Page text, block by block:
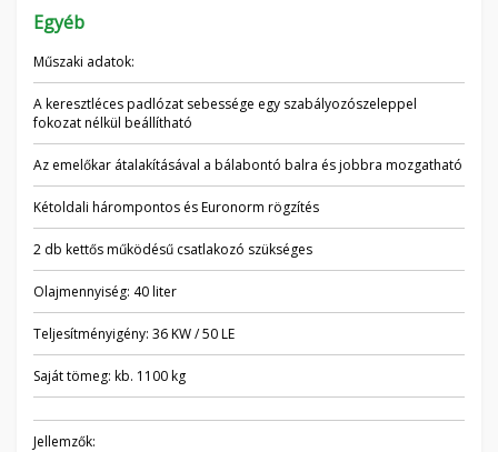
Egyéb
Műszaki adatok:
A keresztléces padlózat sebessége egy szabályozószeleppel
fokozat nélkül beállítható
Az emelőkar átalakításával a bálabontó balra és jobbra mozgatható
Kétoldali hárompontos és Euronorm rögzítés
2 db kettős működésű csatlakozó szükséges
Olajmennyiség: 40 liter
Teljesítményigény: 36 KW / 50 LE
Saját tömeg: kb. 1100 kg
Jellemzők: